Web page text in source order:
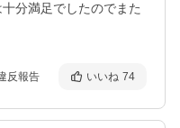
分満足でしたのでまた
反報告 いいね 74